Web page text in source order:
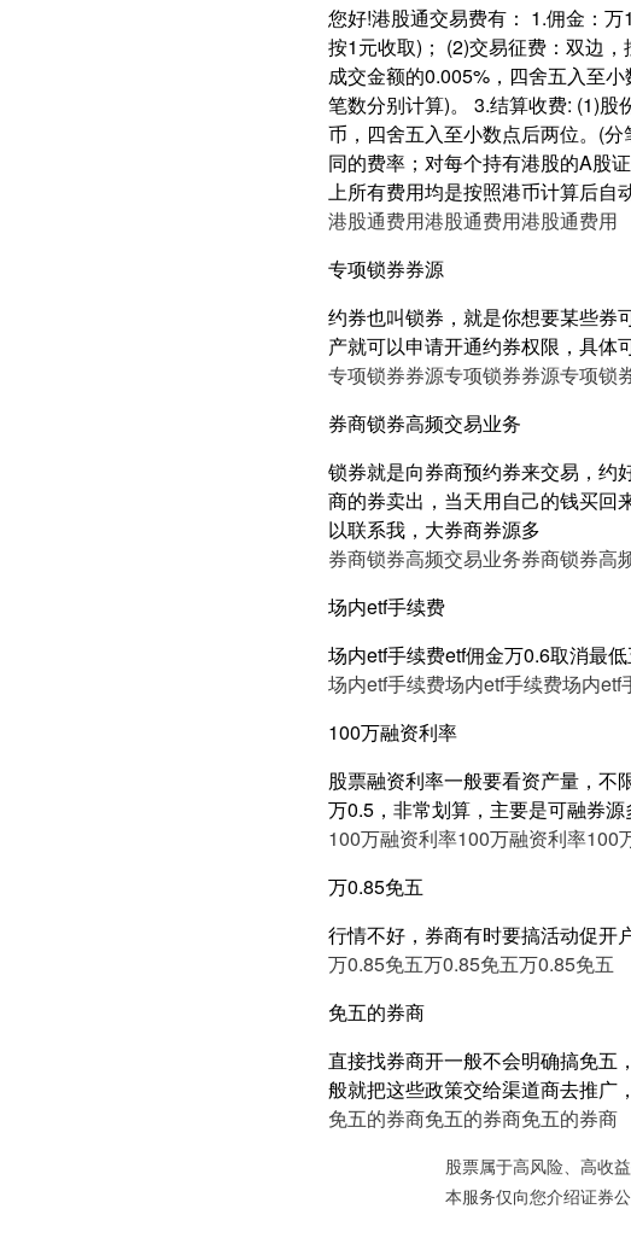
您好!港股通交易费有： 1.佣金：
按1元收取)； (2)交易征费：双边
成交金额的0.005%，四舍五入至
笔数分别计算)。 3.结算收费: (1)
币，四舍五入至小数点后两位。(
同的费率；对每个持有港股的A股
上所有费用均是按照港币计算后自
港股通费用港股通费用港股通费用
专项锁券券源
约券也叫锁券，就是你想要某些券
产就可以申请开通约券权限，具体
专项锁券券源专项锁券券源专项锁
券商锁券高频交易业务
锁券就是向券商预约券来交易，约
商的券卖出，当天用自己的钱买回
以联系我，大券商券源多
券商锁券高频交易业务券商锁券高
场内etf手续费
场内etf手续费etf佣金万0.6取消最
场内etf手续费场内etf手续费场内etf
100万融资利率
股票融资利率一般要看资产量，
万0.5，非常划算，主要是可融券
100万融资利率100万融资利率100
万0.85免五
行情不好，券商有时要搞活动促开
万0.85免五万0.85免五万0.85免五
免五的券商
直接找券商开一般不会明确搞免五
般就把这些政策交给渠道商去推广
免五的券商免五的券商免五的券商
股票属于高风险、高收
本服务仅向您介绍证券